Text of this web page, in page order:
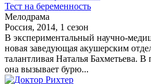
Тест на беременность
Мелодрама
Россия, 2014, 1 сезон
В экспериментальный научно-
новая заведующая акушерским
талантливая Наталья Бахметьева.
она вызывает бурю...